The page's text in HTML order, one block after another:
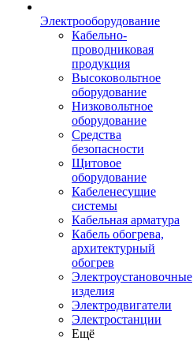
Электрооборудование
Кабельно-
проводниковая
продукция
Высоковольтное
оборудование
Низковольтное
оборудование
Средства
безопасности
Щитовое
оборудование
Кабеленесущие
системы
Кабельная арматура
Кабель обогрева,
архитектурный
обогрев
Электроустановочные
изделия
Электродвигатели
Электростанции
Ещё